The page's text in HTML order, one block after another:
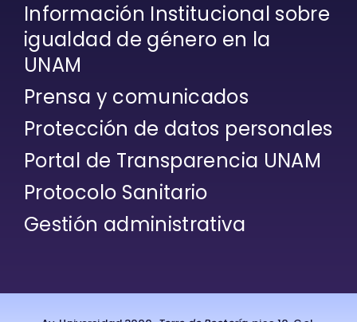
Información Institucional sobre
igualdad de género en la
UNAM
Prensa y comunicados
Protección de datos personales
Portal de Transparencia UNAM
Protocolo Sanitario
Gestión administrativa